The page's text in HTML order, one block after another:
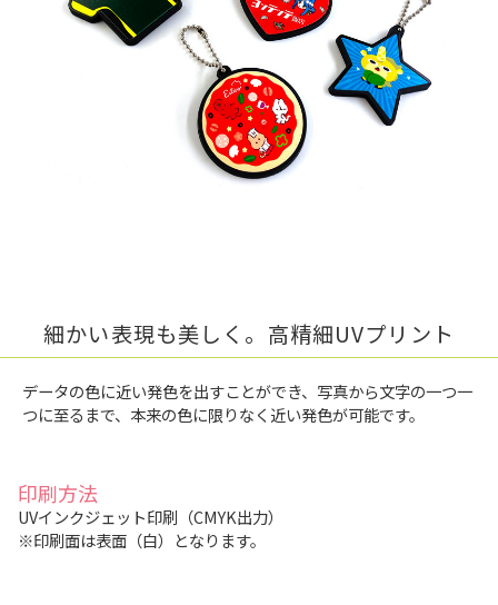
細かい表現も美しく。高精細UVプリント
データの色に近い発色を出すことができ、写真から文字の一つ一
つに至るまで、本来の色に限りなく近い発色が可能です。
印刷方法
UVインクジェット印刷（CMYK出力）
※印刷面は表面（白）となります。